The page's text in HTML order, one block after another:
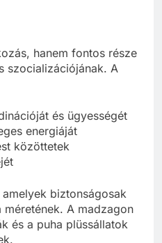
hanem fontos része
szocializációjának. A
és ügyességét
energiáját
közöttetek
biztonságosak
A madzagon
és a puha plüssállatok